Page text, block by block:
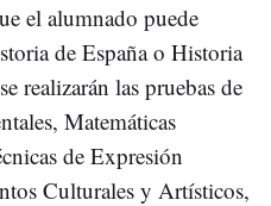
el alumnado puede
de España o Historia
realizarán las pruebas de
Matemáticas
de Expresión
Culturales y Artísticos,